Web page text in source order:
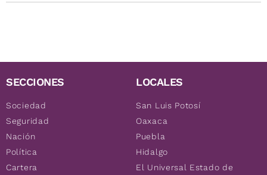
SECCIONES
Sociedad
Seguridad
Nación
Política
Cartera
LOCALES
San Luis Potosí
Oaxaca
Puebla
Hidalgo
El Universal Estado de